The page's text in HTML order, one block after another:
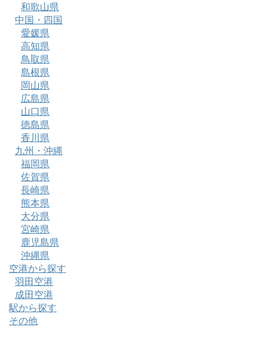
和歌山県
中国・四国
愛媛県
高知県
鳥取県
島根県
岡山県
広島県
山口県
徳島県
香川県
九州・沖縄
福岡県
佐賀県
長崎県
熊本県
大分県
宮崎県
鹿児島県
沖縄県
空港から探す
羽田空港
成田空港
駅から探す
その他